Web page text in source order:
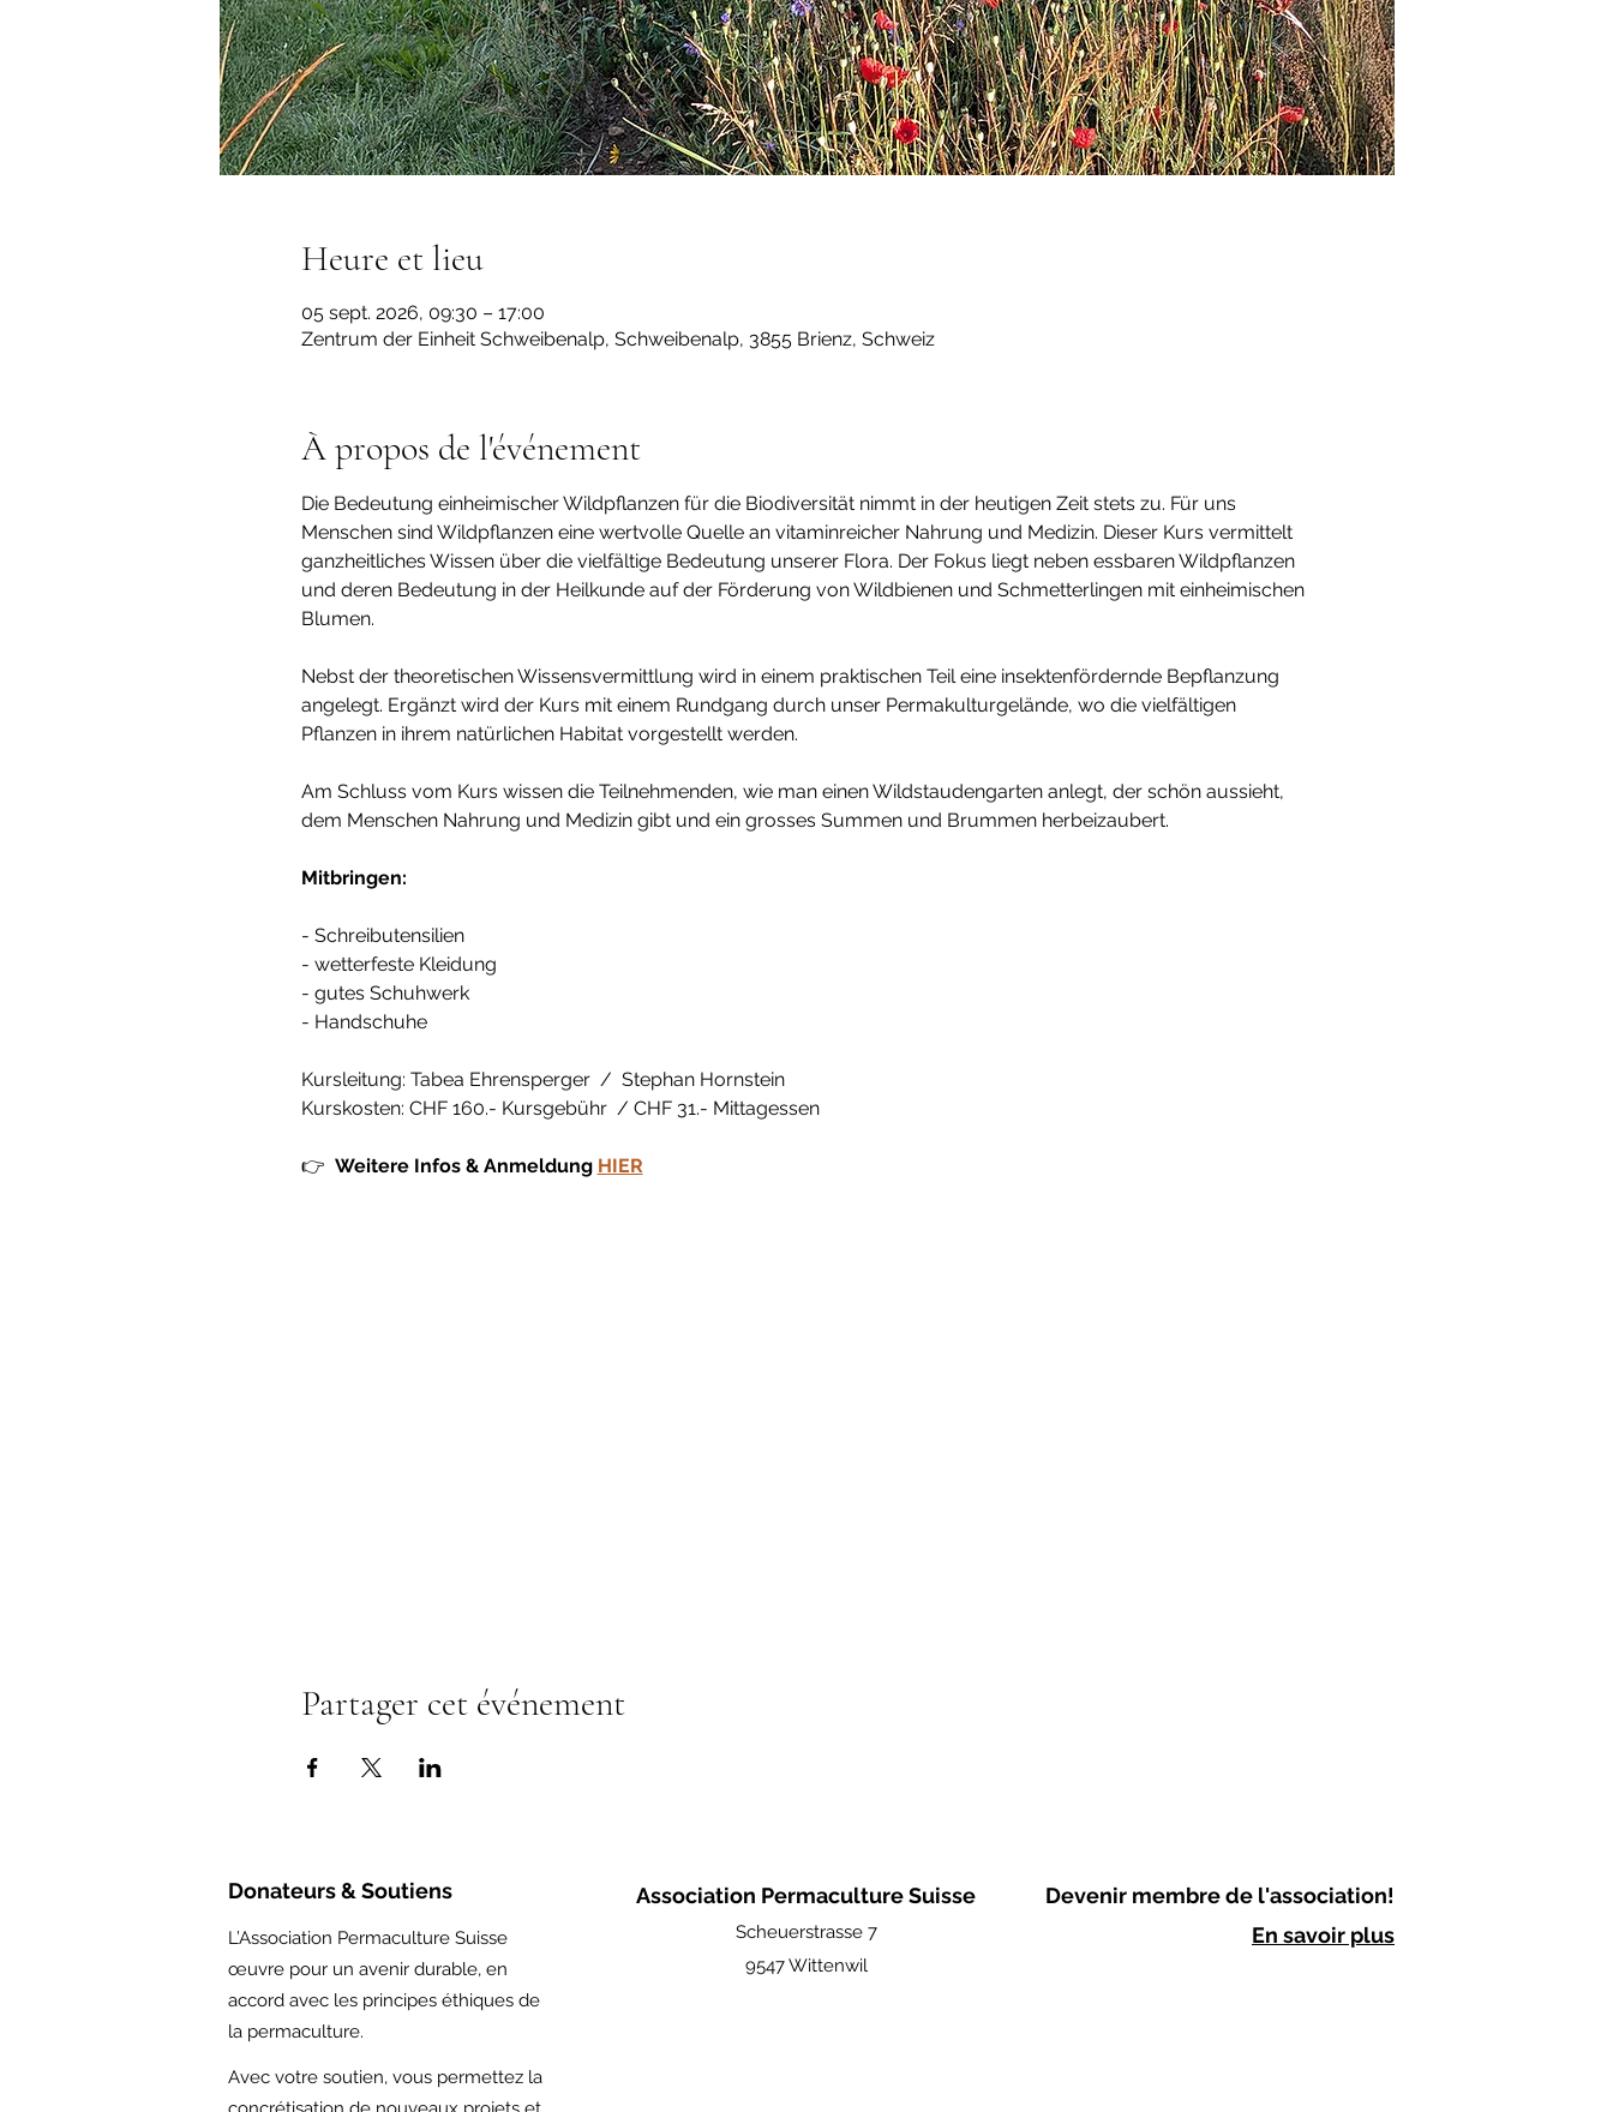
Heure et lieu
05 sept. 2026, 09:30 – 17:00
Zentrum der Einheit Schweibenalp, Schweibenalp, 3855 Brienz, Schweiz
À propos de l'événement
Die Bedeutung einheimischer Wildpflanzen für die Biodiversität nimmt in der heutigen Zeit stets zu. Für uns
Menschen sind Wildpflanzen eine wertvolle Quelle an vitaminreicher Nahrung und Medizin. Dieser Kurs vermittelt
ganzheitliches Wissen über die vielfältige Bedeutung unserer Flora. Der Fokus liegt neben essbaren Wildpflanzen
und deren Bedeutung in der Heilkunde auf der Förderung von Wildbienen und Schmetterlingen mit einheimischen
Blumen.
Nebst der theoretischen Wissensvermittlung wird in einem praktischen Teil eine insektenfördernde Bepflanzung
angelegt. Ergänzt wird der Kurs mit einem Rundgang durch unser Permakulturgelände, wo die vielfältigen
Pflanzen in ihrem natürlichen Habitat vorgestellt werden.
Am Schluss vom Kurs wissen die Teilnehmenden, wie man einen Wildstaudengarten anlegt, der schön aussieht,
dem Menschen Nahrung und Medizin gibt und ein grosses Summen und Brummen herbeizaubert.
Mitbringen:
- Schreibutensilien
- wetterfeste Kleidung
- gutes Schuhwerk
- Handschuhe
Kursleitung: Tabea Ehrensperger  /  Stephan Hornstein
Kurskosten: CHF 160.- Kursgebühr  / CHF 31.- Mittagessen
👉 Weitere Infos & Anmeldung HIER
Partager cet événement
Donateurs & Soutiens
L’Association Permaculture Suisse
œuvre pour un avenir durable, en
accord avec les principes éthiques de
la permaculture.
Avec votre soutien, vous permettez la
Association Permaculture Suisse
Scheuerstrasse 7
9547 Wittenwil
Devenir membre de l'association!
En savoir plus